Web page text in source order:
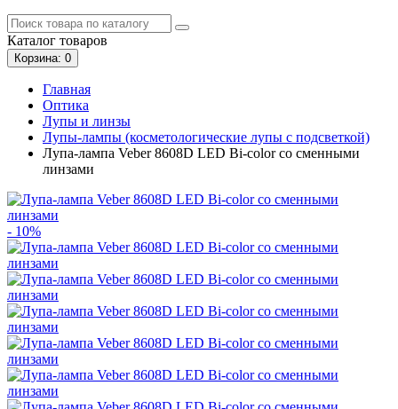
Каталог товаров
Корзина: 0
Главная
Оптика
Лупы и линзы
Лупы-лампы (косметологические лупы с подсветкой)
Лупа-лампа Veber 8608D LED Bi-color со сменными
линзами
- 10%